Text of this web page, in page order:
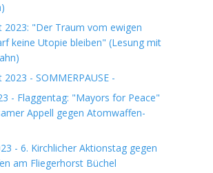
2023: "Der Traum vom ewigen
keine Utopie bleiben" (Lesung mit
2023 - SOMMERPAUSE -
- Flaggentag: "Mayors for Peace"
Appell gegen Atomwaffen-
- 6. Kirchlicher Aktionstag gegen
am Fliegerhorst Büchel